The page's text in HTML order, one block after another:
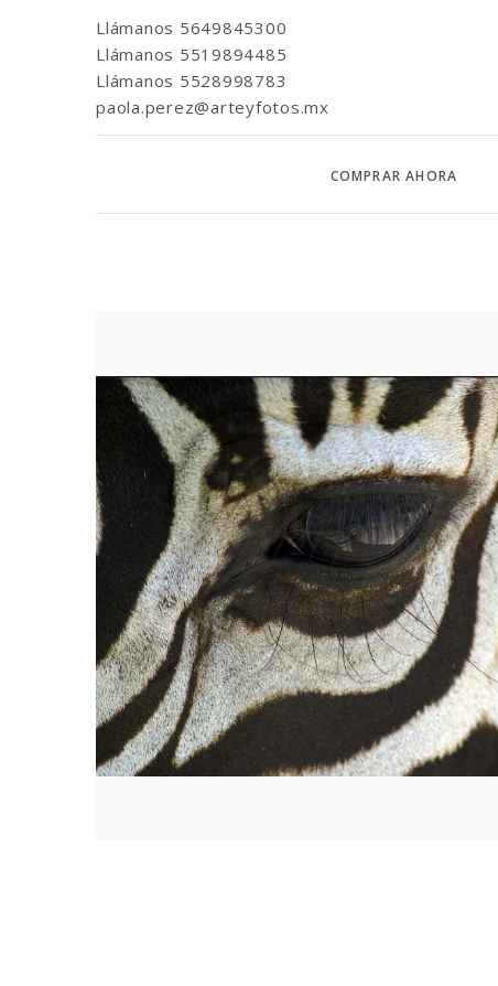
Llámanos 5649845300
Llámanos 5519894485
Llámanos 5528998783
paola.perez@arteyfotos.mx
COMPRAR AHORA